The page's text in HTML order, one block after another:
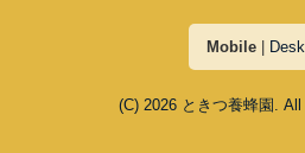
Mobile|
(C) 2026 ときつ養蜂園 . All